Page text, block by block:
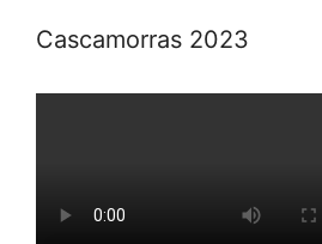
Cascamorras 2023